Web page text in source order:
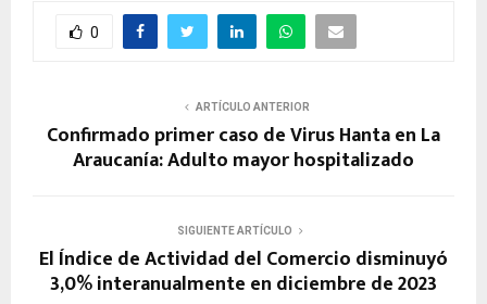
0
ARTÍCULO ANTERIOR
Confirmado primer caso de Virus Hanta en La
Araucanía: Adulto mayor hospitalizado
SIGUIENTE ARTÍCULO
El Índice de Actividad del Comercio disminuyó
3,0% interanualmente en diciembre de 2023